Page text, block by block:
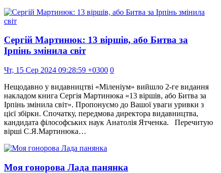
Сергій Мартинюк: 13 віршів, або Битва за
Ірпінь змінила світ
Чт, 15 Сер 2024 09:28:59 +0300 0
Нещодавно у видавництві «Міленіум» вийшло 2-ге видання
накладом книга Сергія Мартинюка «13 віршів, або Битва за
Ірпінь змінила світ». Пропонуємо до Вашої уваги уривки з
цієї збірки. Спочатку, передмова директора видавництва,
кандидата філософських наук Анатолія Ятченка. Перечитую
вірші С.Я.Мартинюка…
Моя гонорова Лада панянка